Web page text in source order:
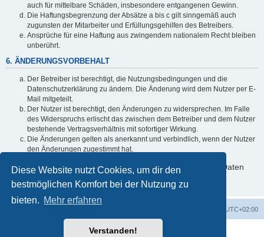
Diese Website nutzt Cookies, um dir den
bestmöglichen Komfort bei der Nutzung zu
bieten. Mehr erfahren
Verstanden!
auch für mittelbare Schäden, insbesondere entgangenen Gewinn.
Die Haftungsbegrenzung der Absätze a bis c gilt sinngemäß auch
zugunsten der Mitarbeiter und Erfüllungsgehilfen des Betreibers.
Ansprüche für eine Haftung aus zwingendem nationalem Recht bleiben
unberührt.
6. ÄNDERUNGSVORBEHALT
Der Betreiber ist berechtigt, die Nutzungsbedingungen und die
Datenschutzerklärung zu ändern. Die Änderung wird dem Nutzer per E-
Mail mitgeteilt.
Der Nutzer ist berechtigt, den Änderungen zu widersprechen. Im Falle
des Widerspruchs erlischt das zwischen dem Betreiber und dem Nutzer
bestehende Vertragsverhältnis mit sofortiger Wirkung.
Die Änderungen gelten als anerkannt und verbindlich, wenn der Nutzer
den Änderungen zugestimmt hat.
Informationen über den Umgang mit deinen persönlichen Daten
sind in der Datenschutzerklärung enthalten.
UTC+02:00
Powered byphpBB® Forum Software © phpBB Limited